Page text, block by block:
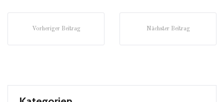
Vorheriger Beitrag Nächster Beitrag